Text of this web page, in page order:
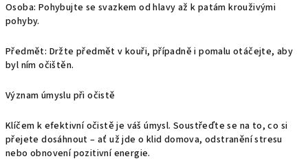
Osoba: Pohybujte se svazkem od hlavy až k patám krouživými
pohyby.
Předmět: Držte předmět v kouři, případně i pomalu otáčejte, aby
byl ním očištěn.
Význam úmyslu při očistě
Klíčem k efektivní očistě je váš úmysl. Soustřeďte se na to, co si
přejete dosáhnout – ať už jde o klid domova, odstranění stresu
nebo obnovení pozitivní energie.